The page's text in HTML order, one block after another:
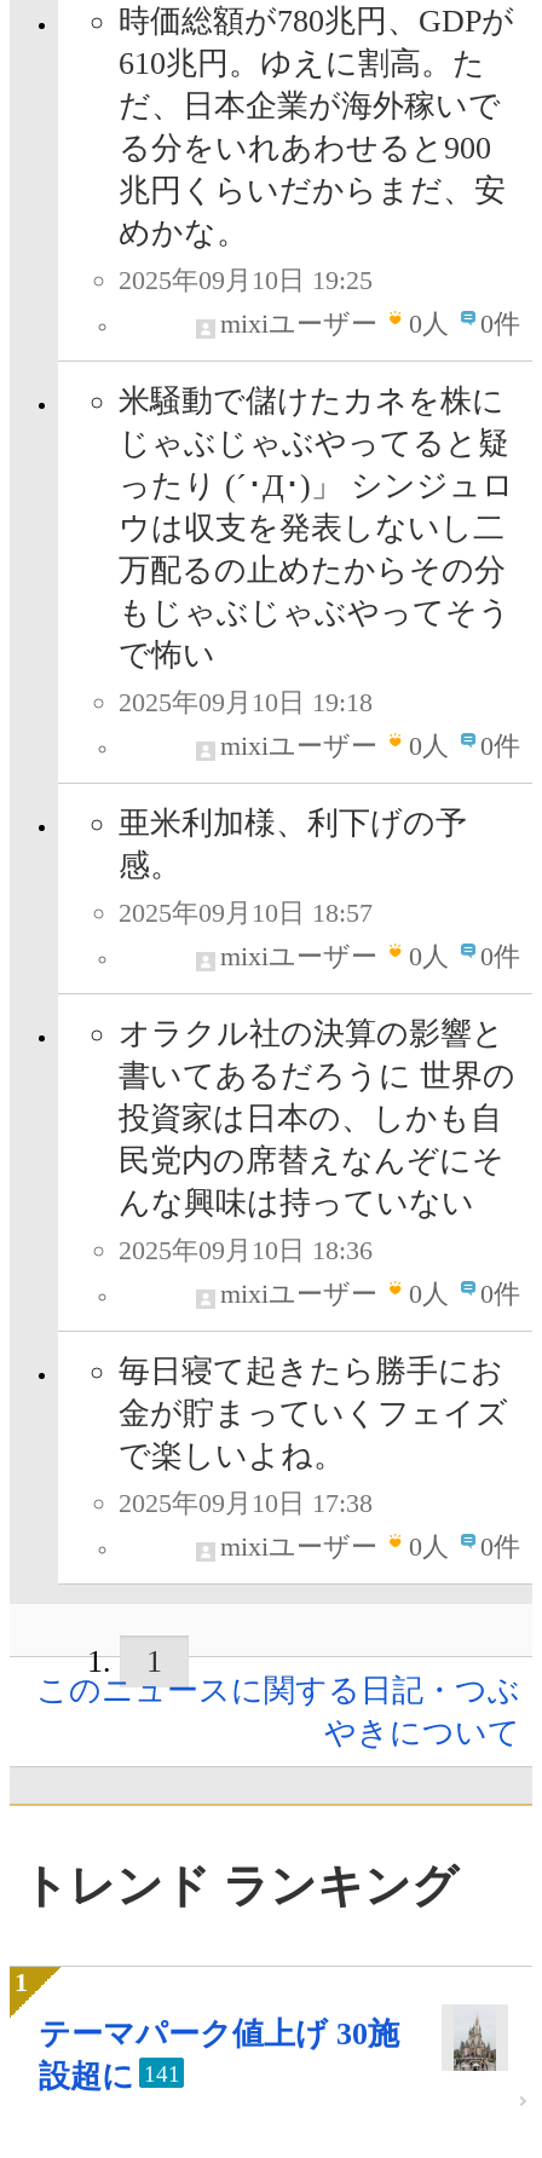
時価総額が780兆円、GDPが
610兆円。ゆえに割高。た
だ、日本企業が海外稼いで
る分をいれあわせると900
兆円くらいだからまだ、安
めかな。
2025年09月10日 19:25
mixiユーザー
0人 0件
米騒動で儲けたカネを株に
じゃぶじゃぶやってると疑
ったり (´･Д･)」 シンジュロ
ウは収支を発表しないし二
万配るの止めたからその分
もじゃぶじゃぶやってそう
で怖い
2025年09月10日 19:18
mixiユーザー
0人 0件
亜米利加様、利下げの予
感。
2025年09月10日 18:57
mixiユーザー
0人 0件
オラクル社の決算の影響と
書いてあるだろうに 世界の
投資家は日本の、しかも自
民党内の席替えなんぞにそ
んな興味は持っていない
2025年09月10日 18:36
mixiユーザー
0人 0件
毎日寝て起きたら勝手にお
金が貯まっていくフェイズ
で楽しいよね。
2025年09月10日 17:38
mixiユーザー
0人 0件
1
このニュースに関する日記・つぶ
やきについて
トレンド ランキング
テーマパーク値上げ 30施
設超に 141